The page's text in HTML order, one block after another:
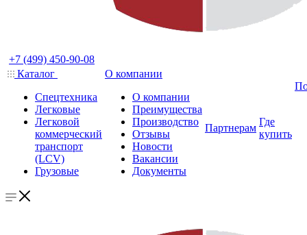
+7 (499) 450-90-08
Каталог
Спецтехника
Легковые
Легковой
коммерческий
транспорт
(LCV)
Грузовые
О компании
О компании
Преимущества
Производство
Отзывы
Новости
Вакансии
Документы
Партнерам
Где
купить